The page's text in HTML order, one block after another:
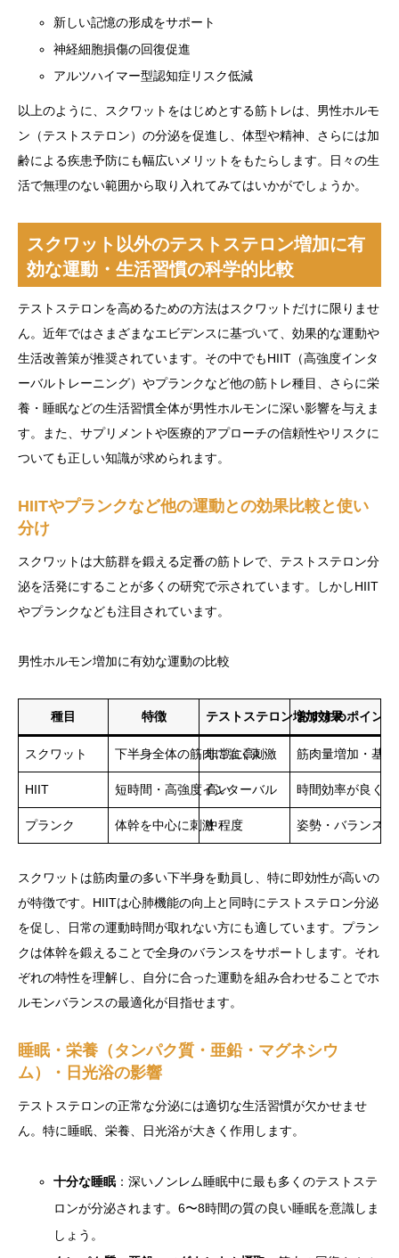
新しい記憶の形成をサポート
神経細胞損傷の回復促進
アルツハイマー型認知症リスク低減
以上のように、スクワットをはじめとする筋トレは、男性ホルモ
ン（テストステロン）の分泌を促進し、体型や精神、さらには加
齢による疾患予防にも幅広いメリットをもたらします。日々の生
活で無理のない範囲から取り入れてみてはいかがでしょうか。
スクワット以外のテストステロン増加に有
効な運動・生活習慣の科学的比較
テストステロンを高めるための方法はスクワットだけに限りませ
ん。近年ではさまざまなエビデンスに基づいて、効果的な運動や
生活改善策が推奨されています。その中でもHIIT（高強度インタ
ーバルトレーニング）やプランクなど他の筋トレ種目、さらに栄
養・睡眠などの生活習慣全体が男性ホルモンに深い影響を与えま
す。また、サプリメントや医療的アプローチの信頼性やリスクに
ついても正しい知識が求められます。
HIITやプランクなど他の運動との効果比較と使い
分け
スクワットは大筋群を鍛える定番の筋トレで、テストステロン分
泌を活発にすることが多くの研究で示されています。しかしHIIT
やプランクなども注目されています。
男性ホルモン増加に有効な運動の比較
種目 特徴 テストステロン増加効果おすすめポイント
スクワット 下半身全体の筋肉に強く刺激
非常に高い 筋肉量増加・基
HIIT 短時間・高強度インターバル
高い 時間効率が良く
プランク 体幹を中心に刺激中程度 姿勢・バランス
スクワットは筋肉量の多い下半身を動員し、特に即効性が高いの
が特徴です。HIITは心肺機能の向上と同時にテストステロン分泌
を促し、日常の運動時間が取れない方にも適しています。プラン
クは体幹を鍛えることで全身のバランスをサポートします。それ
ぞれの特性を理解し、自分に合った運動を組み合わせることでホ
ルモンバランスの最適化が目指せます。
睡眠・栄養（タンパク質・亜鉛・マグネシウ
ム）・日光浴の影響
テストステロンの正常な分泌には適切な生活習慣が欠かせませ
ん。特に睡眠、栄養、日光浴が大きく作用します。
十分な睡眠 ：深いノンレム睡眠中に最も多くのテストステ
ロンが分泌されます。6〜8時間の質の良い睡眠を意識しま
しょう。